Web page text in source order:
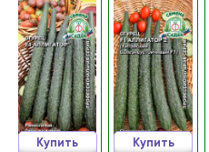
Купить Купить